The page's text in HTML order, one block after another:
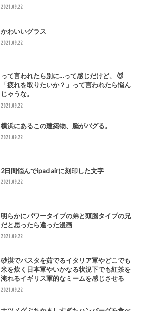
2021.09.22
かわいいグラス
2021.09.22
って言われたら別に…って感じだけど、 😈
「疲れを取りたいか？」って言われたら悩ん
じゃうな。
2021.09.22
横浜にあるこの建築物、脳がバグる。
2021.09.22
2日間悩んでipad airに刻印した文字
2021.09.22
明らかにパワータイプの弟と頭脳タイプの兄
だと思ったら違った漫画
2021.09.22
砂漠でパスタを茹でるイタリア軍やどこでも
米を炊く日本軍やいかなる状況下でも紅茶を
淹れるイギリス軍的なミームを感じさせる
2021.09.22